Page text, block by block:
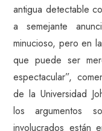
antigua detectable
a semejante
minucioso, pero en
que puede ser
espectacular”,
de la Universidad
los argumentos
involucrados están